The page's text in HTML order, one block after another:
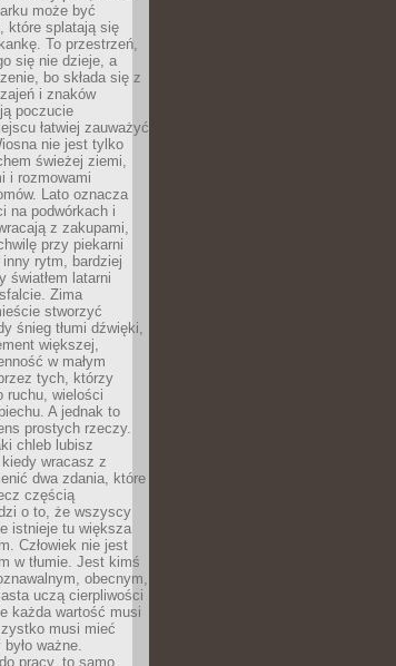
może być
które splatają się
To przestrzeń,
się nie dzieje, a
bo składa się z
i znaków
poczucie
łatwiej zauważyć
nie jest tylko
świeżej ziemi,
i rozmowami
Lato oznacza
na podwórkach i
z zakupami,
przy piekarni
rytm, bardziej
światłem latarni
Zima
stworzyć
śnieg tłumi dźwięki,
większej,
w małym
tych, którzy
ruchu, wielości
A jednak to
prostych rzeczy.
chleb lubisz
wracasz z
dwa zdania, które
częścią
o to, że wszyscy
istnieje tu większa
Człowiek nie jest
w tłumie. Jest kimś
obecnym,
uczą cierpliwości
każda wartość musi
musi mieć
ważne.
pracy, to samo